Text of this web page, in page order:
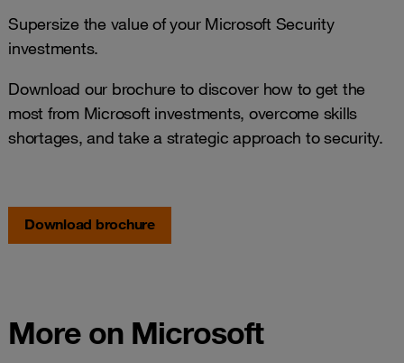
Supersize the value of your Microsoft Security
investments.
Download our brochure to discover how to get the
most from Microsoft investments, overcome skills
shortages, and take a strategic approach to security.
Download brochure
More on Microsoft